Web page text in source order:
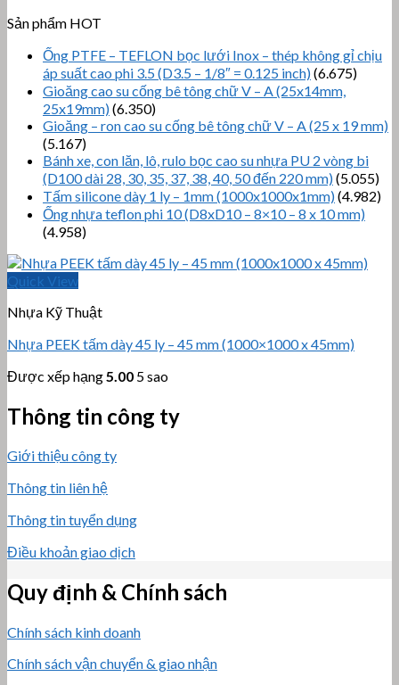
Sản phẩm HOT
Ống PTFE – TEFLON bọc lưới Inox – thép không gỉ chịu
áp suất cao phi 3.5 (D3.5 – 1/8″ = 0.125 inch)(6.675)
Gioăng cao su cống bê tông chữ V – A (25x14mm,
25x19mm)(6.350)
Gioăng – ron cao su cống bê tông chữ V – A (25 x 19 mm)
(5.167)
Bánh xe, con lăn, lô, rulo bọc cao su nhựa PU 2 vòng bi
(D100 dài 28, 30, 35, 37, 38, 40, 50 đến 220 mm)(5.055)
Tấm silicone dày 1 ly – 1mm (1000x1000x1mm)(4.982)
Ống nhựa teflon phi 10 (D8xD10 – 8×10 – 8 x 10 mm)
(4.958)
Quick View
Nhựa Kỹ Thuật
Nhựa PEEK tấm dày 45 ly – 45 mm (1000×1000 x 45mm)
Được xếp hạng5.00 5 sao
Thông tin công ty
Giới thiệu công ty
Thông tin liên hệ
Thông tin tuyển dụng
Điều khoản giao dịch
Quy định & Chính sách
Chính sách kinh doanh
Chính sách vận chuyển & giao nhận